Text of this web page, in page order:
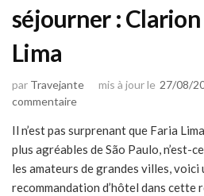
séjourner :
Lima
par Travejante mis à jour le 27/08/
commentairesur
option
pour
séjourner
:
Il n’est pas surprenant que Faria
plus agréables de São Paulo, n’est-
les amateurs de grandes villes, voici
recommandation d’hôtel dans cette